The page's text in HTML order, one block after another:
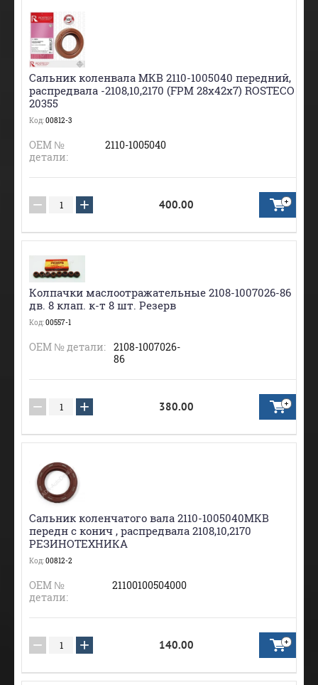
Сальник коленвала МКВ 2110-1005040 передний,
распредвала -2108,10,2170 (FPM 28х42х7) ROSTECO
20355
Код:00812-3
ОЕМ №
детали:
2110-1005040
− + 400.00
Колпачки маслоотражательные 2108-1007026-86
дв. 8 клап. к-т 8 шт. Резерв
Код:00557-1
ОЕМ № детали: 2108-1007026-
86
− + 380.00
Сальник коленчатого вала 2110-1005040МКВ
передн с конич , распредвала 2108,10,2170
РЕЗИНОТЕХНИКА
Код:00812-2
ОЕМ №
детали:
21100100504000
− + 140.00